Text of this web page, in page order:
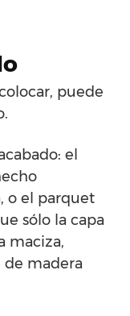
puede
el
o el parquet
sólo la capa
maciza,
de madera